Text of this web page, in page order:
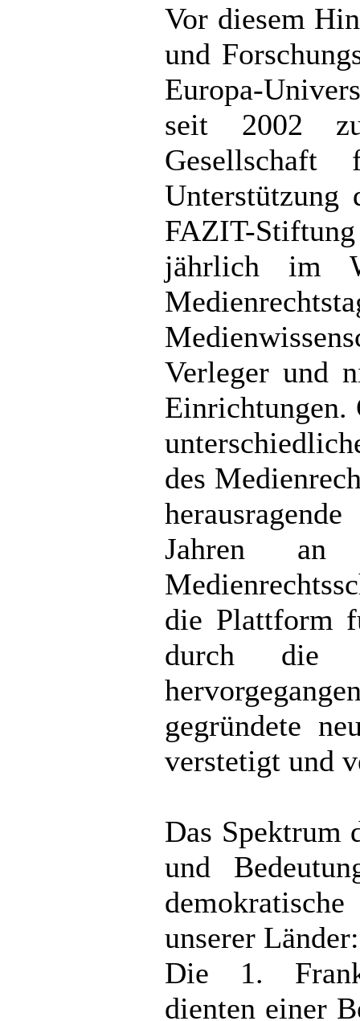
Vor diesem
und
Europa-
seit 2002
Unterstützung
FAZIT-
jährlich im
Verleger und
Einrichtungen.
des
Jahren an
die Plattform
durch die
gegründete
verstetigt und
Das Spektrum
und
unserer Länder:
Die 1.
dienten einer